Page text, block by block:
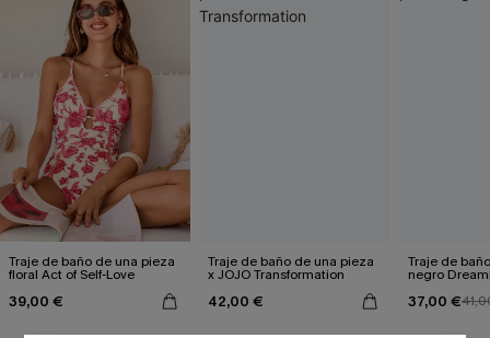
Traje de baño de una pieza
floral Act of Self-Love
39,00 €
Traje de baño de una pieza
x JOJO Transformation
42,00 €
Traje de
negro
37,00 €